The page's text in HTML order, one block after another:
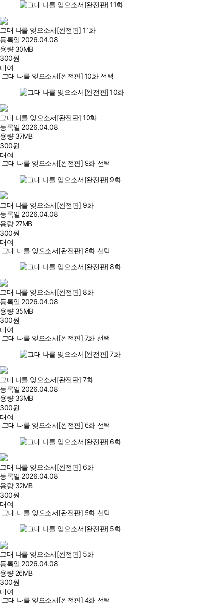
그대 나를 잊으소서[완전판] 11화
등록일 2026.04.08
용량 30MB
300원
대여
그대 나를 잊으소서[완전판] 10화 선택
그대 나를 잊으소서[완전판] 10화
등록일 2026.04.08
용량 37MB
300원
대여
그대 나를 잊으소서[완전판] 9화 선택
그대 나를 잊으소서[완전판] 9화
등록일 2026.04.08
용량 27MB
300원
대여
그대 나를 잊으소서[완전판] 8화 선택
그대 나를 잊으소서[완전판] 8화
등록일 2026.04.08
용량 35MB
300원
대여
그대 나를 잊으소서[완전판] 7화 선택
그대 나를 잊으소서[완전판] 7화
등록일 2026.04.08
용량 33MB
300원
대여
그대 나를 잊으소서[완전판] 6화 선택
그대 나를 잊으소서[완전판] 6화
등록일 2026.04.08
용량 32MB
300원
대여
그대 나를 잊으소서[완전판] 5화 선택
그대 나를 잊으소서[완전판] 5화
등록일 2026.04.08
용량 26MB
300원
대여
그대 나를 잊으소서[완전판] 4화 선택